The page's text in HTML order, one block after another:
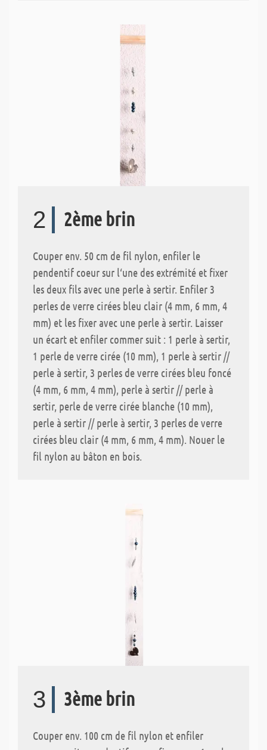
2 2ème brin
Couper env. 50 cm de fil nylon, enfiler le
pendentif coeur sur l‘une des extrémité et fixer
les deux fils avec une perle à sertir. Enfiler 3
perles de verre cirées bleu clair (4 mm, 6 mm, 4
mm) et les fixer avec une perle à sertir. Laisser
un écart et enfiler commer suit : 1 perle à sertir,
1 perle de verre cirée (10 mm), 1 perle à sertir //
perle à sertir, 3 perles de verre cirées bleu foncé
(4 mm, 6 mm, 4 mm), perle à sertir // perle à
sertir, perle de verre cirée blanche (10 mm),
perle à sertir // perle à sertir, 3 perles de verre
cirées bleu clair (4 mm, 6 mm, 4 mm). Nouer le
fil nylon au bâton en bois.
3 3ème brin
Couper env. 100 cm de fil nylon et enfiler